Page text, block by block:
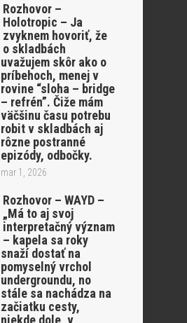
Rozhovor –
Holotropic – Ja
zvyknem hovoriť, že
o skladbách
uvažujem skôr ako o
príbehoch, menej v
rovine “sloha – bridge
– refrén”. Čiže mám
väčšinu času potrebu
robit v skladbách aj
rôzne postranné
epizódy, odbočky.
mar 1, 2026
Rozhovor – WAYD –
„Má to aj svoj
interpretačný význam
– kapela sa roky
snaží dostať na
pomyselný vrchol
undergroundu, no
stále sa nachádza na
začiatku cesty,
niekde dole, v